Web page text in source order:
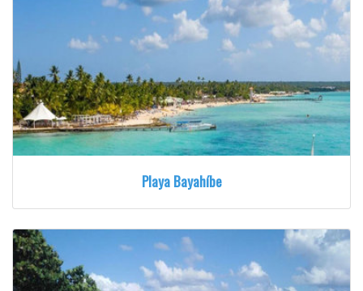
Playa Bayahíbe